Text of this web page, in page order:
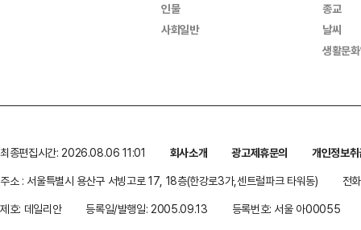
인물
사회일반
종교
날씨
생활문
최종편집시간: 2026.08.06 11:01 회사소개 광고제휴문의
개인정보
주소 : 서울특별시 용산구 서빙고로 17, 18층(한강로3가,센트럴파크 타워동)
전
제호: 데일리안
등록일/발행일: 2005.09.13 등록번호: 서울 아00055